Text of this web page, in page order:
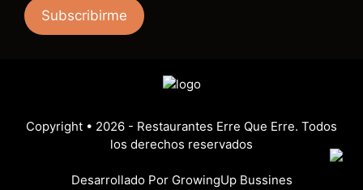
Copyright • 2026 - Restaurantes Erre Que Erre. Todos
los derechos reservados
Desarrollado Por GrowingUp Bussines